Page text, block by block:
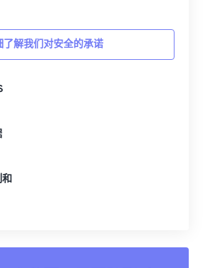
了解我们对安全的承诺